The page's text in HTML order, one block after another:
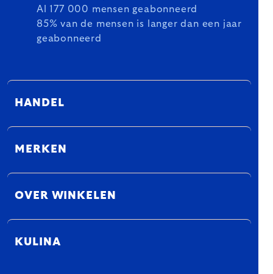
Al 177 000 mensen geabonneerd
85% van de mensen is langer dan een jaar
geabonneerd
HANDEL
MERKEN
OVER WINKELEN
KULINA